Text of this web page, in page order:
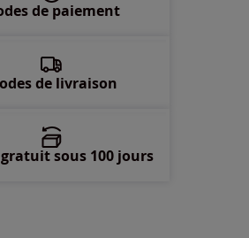
de paiement
de livraison
sous 100 jours